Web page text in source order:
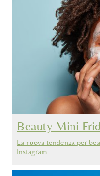
Beauty Mini
La nuova tendenza per
Instagram. …